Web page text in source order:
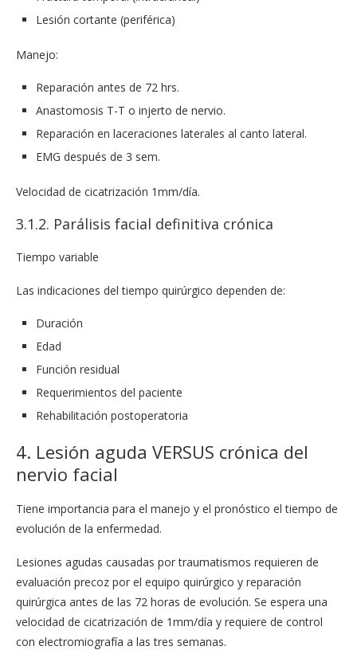
Lesión cortante (periférica)
Manejo:
Reparación antes de 72 hrs.
Anastomosis T-T o injerto de nervio.
Reparación en laceraciones laterales al canto lateral.
EMG después de 3 sem.
Velocidad de cicatrización 1mm/día.
3.1.2. Parálisis facial definitiva crónica
Tiempo variable
Las indicaciones del tiempo quirúrgico dependen de:
Duración
Edad
Función residual
Requerimientos del paciente
Rehabilitación postoperatoria
4. Lesión aguda VERSUS crónica del
nervio facial
Tiene importancia para el manejo y el pronóstico el tiempo de
evolución de la enfermedad.
Lesiones agudas causadas por traumatismos requieren de
evaluación precoz por el equipo quirúrgico y reparación
quirúrgica antes de las 72 horas de evolución. Se espera una
velocidad de cicatrización de 1mm/día y requiere de control
con electromiografía a las tres semanas.